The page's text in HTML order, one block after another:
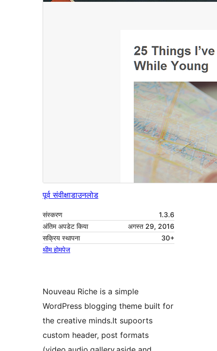
पूर्व संवीक्षाडाउनलोड
संस्करण
1.3.6
अंतिम अपडेट किया
अगस्त 29, 2016
सक्रिय स्थापना
30+
थीम होमपेज
Nouveau Riche is a simple
WordPress blogging theme built for
the creative minds.It supoorts
custom header, post formats